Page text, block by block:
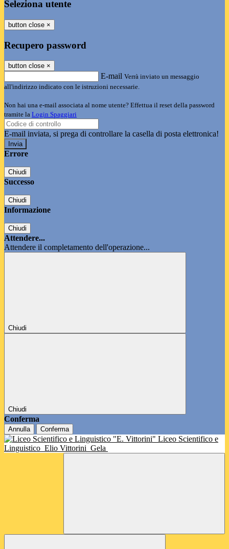
Seleziona utente
button close ×
Recupero password
button close ×
E-mail Verrà inviato un messaggio
all'indirizzo indicato con le istruzioni necessarie.
Non hai una e-mail associata al nome utente? Effettua il reset della password
tramite la Login Spaggiari
E-mail inviata, si prega di controllare la casella di posta elettronica!
Errore
Chiudi
Successo
Chiudi
Informazione
Chiudi
Attendere...
Attendere il completamento dell'operazione...
Chiudi
Chiudi
Conferma
Annulla Conferma
Liceo Scientifico e
Linguistico Elio Vittorini Gela